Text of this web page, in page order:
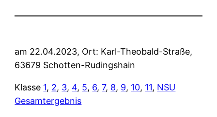
am 22.04.2023, Ort: Karl-Theobald-Straße,
63679 Schotten-Rudingshain
Klasse 1, 2, 3, 4, 5, 6,7, 8, 9, 10, 11, NSU
Gesamtergebnis